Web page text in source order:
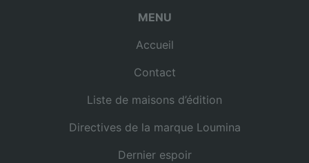
MENU
Accueil
Contact
Liste de maisons d’édition
Directives de la marque Loumina
Dernier espoir